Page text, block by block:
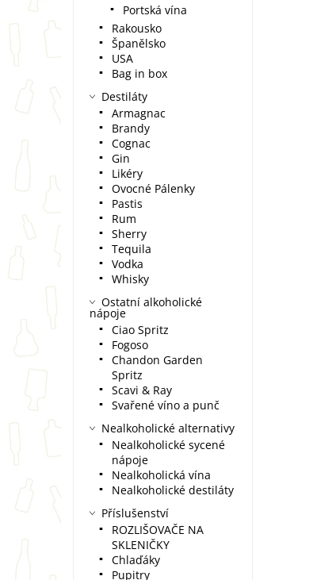
Portská vína
Rakousko
Španělsko
USA
Bag in box
Destiláty
Armagnac
Brandy
Cognac
Gin
Likéry
Ovocné Pálenky
Pastis
Rum
Sherry
Tequila
Vodka
Whisky
Ostatní alkoholické
nápoje
Ciao Spritz
Fogoso
Chandon Garden
Spritz
Scavi & Ray
Svařené víno a punč
Nealkoholické alternativy
Nealkoholické sycené
nápoje
Nealkoholická vína
Nealkoholické destiláty
Příslušenství
ROZLIŠOVAČE NA
SKLENIČKY
Chlaďáky
Pupitry